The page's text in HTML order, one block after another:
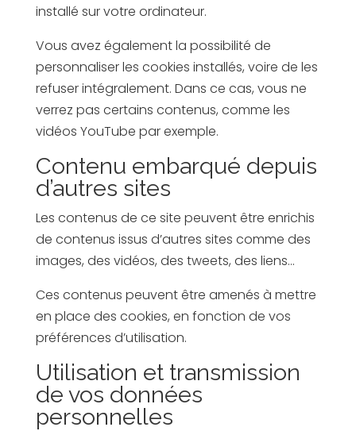
installé sur votre ordinateur.
Vous avez également la possibilité de
personnaliser les cookies installés, voire de les
refuser intégralement. Dans ce cas, vous ne
verrez pas certains contenus, comme les
vidéos YouTube par exemple.
Contenu embarqué depuis
d’autres sites
Les contenus de ce site peuvent être enrichis
de contenus issus d’autres sites comme des
images, des vidéos, des tweets, des liens…
Ces contenus peuvent être amenés à mettre
en place des cookies, en fonction de vos
préférences d’utilisation.
Utilisation et transmission
de vos données
personnelles